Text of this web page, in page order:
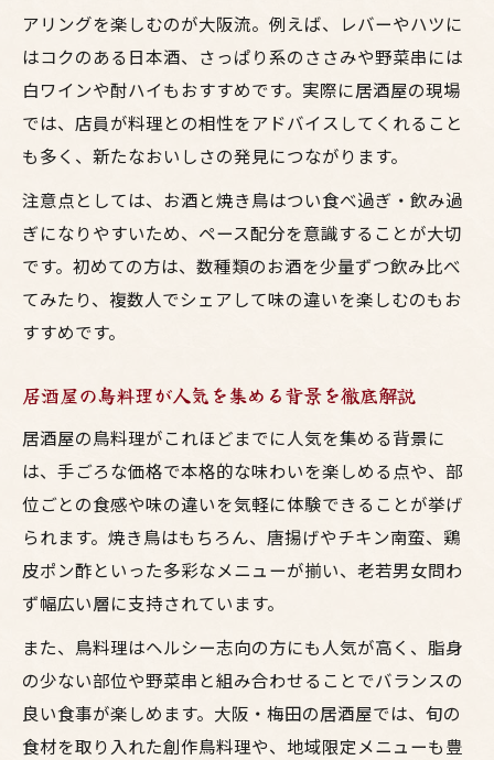
アリングを楽しむのが大阪流。例えば、レバーやハツに
はコクのある日本酒、さっぱり系のささみや野菜串には
白ワインや酎ハイもおすすめです。実際に居酒屋の現場
では、店員が料理との相性をアドバイスしてくれること
も多く、新たなおいしさの発見につながります。
注意点としては、お酒と焼き鳥はつい食べ過ぎ・飲み過
ぎになりやすいため、ペース配分を意識することが大切
です。初めての方は、数種類のお酒を少量ずつ飲み比べ
てみたり、複数人でシェアして味の違いを楽しむのもお
すすめです。
居酒屋の鳥料理が人気を集める背景を徹底解説
居酒屋の鳥料理がこれほどまでに人気を集める背景に
は、手ごろな価格で本格的な味わいを楽しめる点や、部
位ごとの食感や味の違いを気軽に体験できることが挙げ
られます。焼き鳥はもちろん、唐揚げやチキン南蛮、鶏
皮ポン酢といった多彩なメニューが揃い、老若男女問わ
ず幅広い層に支持されています。
また、鳥料理はヘルシー志向の方にも人気が高く、脂身
の少ない部位や野菜串と組み合わせることでバランスの
良い食事が楽しめます。大阪・梅田の居酒屋では、旬の
食材を取り入れた創作鳥料理や、地域限定メニューも豊